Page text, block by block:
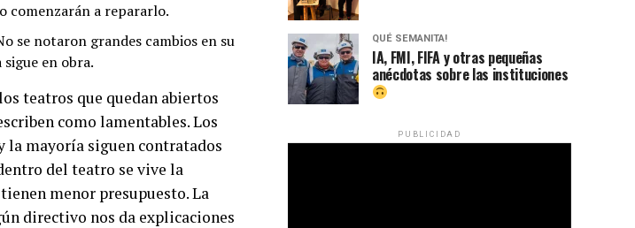
comenzarán a repararlo.
se notaron grandes cambios en su
en obra.
teatros que quedan abiertos
como lamentables. Los
la mayoría siguen contratados
del teatro se vive la
menor presupuesto. La
directivo nos da explicaciones
QUÉ SEMANITA!
IA, FMI, FIFA y otras pequeñas
anécdotas sobre las instituciones
PUBLICIDAD